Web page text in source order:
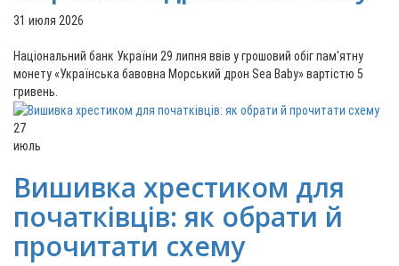
31 июля 2026
Національний банк України 29 липня ввів у грошовий обіг пам'ятну
монету «Українська бавовна Морський дрон Sea Baby» вартістю 5
гривень.
27
июль
Вишивка хрестиком для
початківців: як обрати й
прочитати схему